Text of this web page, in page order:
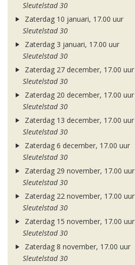
Sleutelstad 30
Zaterdag 10 januari, 17.00 uur
Sleutelstad 30
Zaterdag 3 januari, 17.00 uur
Sleutelstad 30
Zaterdag 27 december, 17.00 uur
Sleutelstad 30
Zaterdag 20 december, 17.00 uur
Sleutelstad 30
Zaterdag 13 december, 17.00 uur
Sleutelstad 30
Zaterdag 6 december, 17.00 uur
Sleutelstad 30
Zaterdag 29 november, 17.00 uur
Sleutelstad 30
Zaterdag 22 november, 17.00 uur
Sleutelstad 30
Zaterdag 15 november, 17.00 uur
Sleutelstad 30
Zaterdag 8 november, 17.00 uur
Sleutelstad 30